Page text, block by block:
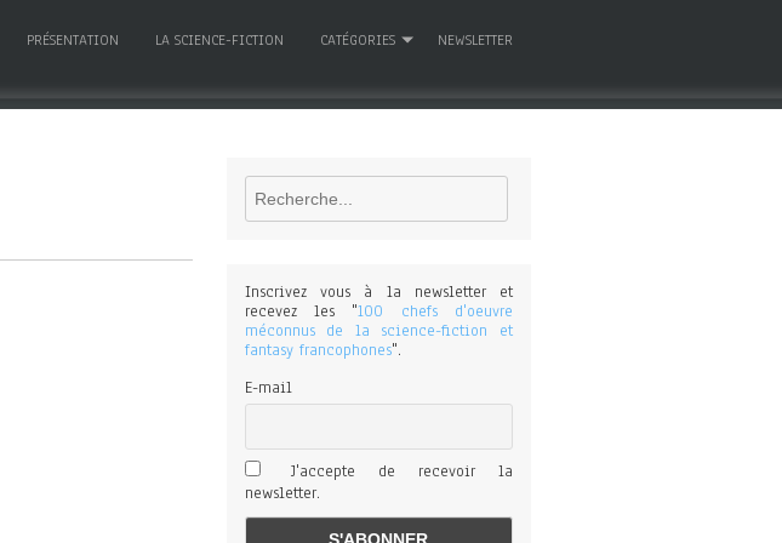
PRÉSENTATION LA SCIENCE-FICTION CATÉGORIES NEWSLETTER
Rechercher
Inscrivez vous à la newsletter et
recevez les "100 chefs d'oeuvre
méconnus de la science-fiction et
fantasy francophones".
E-mail
J'accepte de recevoir la
newsletter.